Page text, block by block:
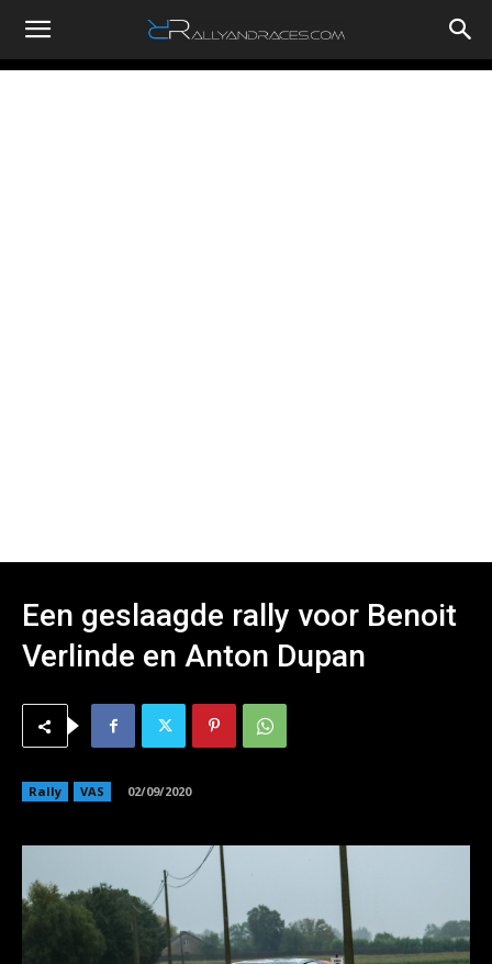
RallyandRaces.com
Een geslaagde rally voor Benoit
Verlinde en Anton Dupan
Rally VAS 02/09/2020